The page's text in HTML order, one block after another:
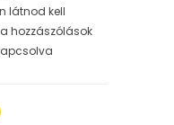
látnod kell
a hozzászólások